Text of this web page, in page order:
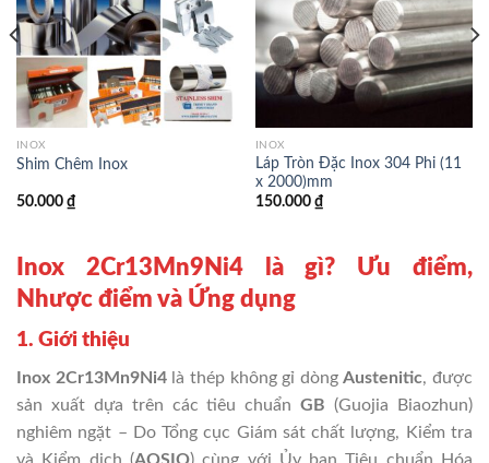
INOX
Shim Chêm Inox
50.000 ₫
INOX
Láp Tròn Đặc Inox 304 Phi (11
x 2000)mm
150.000 ₫
Inox 2Cr13Mn9Ni4 là gì? Ưu điểm,
Nhược điểm và Ứng dụng
1. Giới thiệu
Inox 2Cr13Mn9Ni4là thép không gỉ dòngAustenitic, được
sản xuất dựa trên các tiêu chuẩnGB (Guojia Biaozhun)
nghiêm ngặt – DoTổng cục Giám sát chất lượng, Kiểm tra
và Kiểm dịch (AQSIQ) cùng với Ủy ban Tiêu chuẩn Hóa